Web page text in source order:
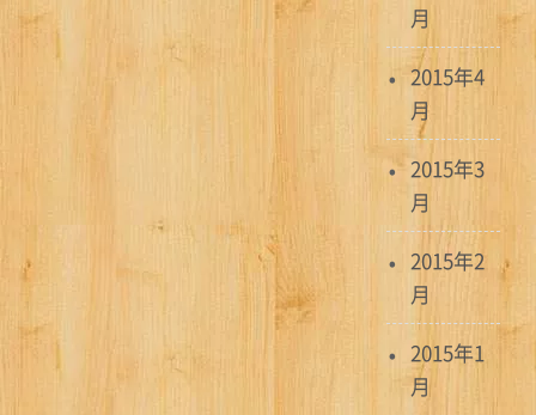
月
2015年4
月
2015年3
月
2015年2
月
2015年1
月